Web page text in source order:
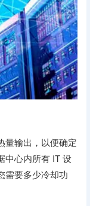
量输出，以便确定
中心内所有 IT 设
需要多少冷却功